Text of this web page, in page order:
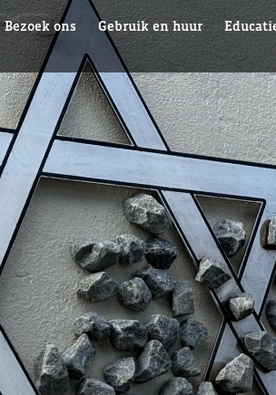
Bezoek ons Gebruik en huur